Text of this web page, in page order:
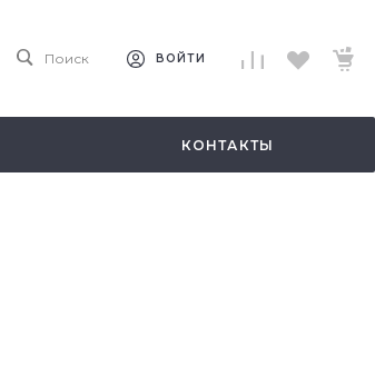
Поиск ВОЙТИ
КОНТАКТЫ